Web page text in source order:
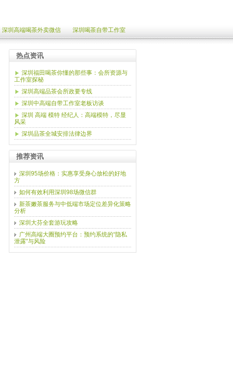
深圳高端喝茶外卖微信 深圳喝茶自带工作室
热点资讯
深圳福田喝茶你懂的那些事：会所资源与
工作室探秘
深圳高端品茶会所政要专线
深圳中高端自带工作室老板访谈
深圳 高端 模特 经纪人：高端模特，尽显
风采
深圳品茶全城安排法律边界
推荐资讯
深圳95场价格：实惠享受身心放松的好地
方
如何有效利用深圳98场微信群
新茶嫩茶服务与中低端市场定位差异化策略
分析
深圳大芬全套游玩攻略
‌广州高端大圈预约平台‌：预约系统的“隐私
泄露”与风险